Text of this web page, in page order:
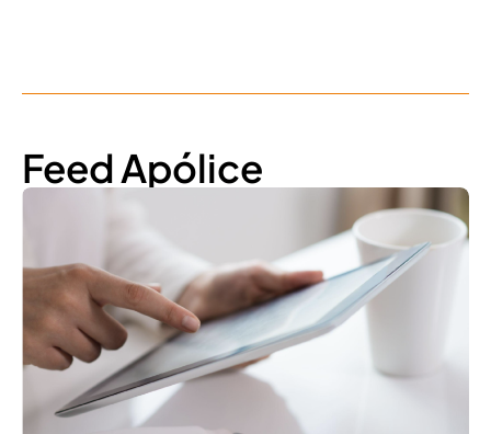
Feed Apólice